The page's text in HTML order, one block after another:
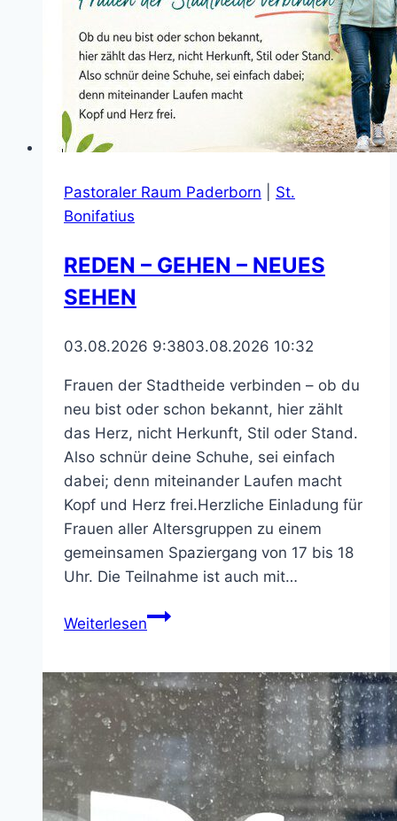
Pastoraler Raum Paderborn
St.
Bonifatius
REDEN – GEHEN – NEUES
SEHEN
03.08.2026 9:3803.08.2026 10:32
Frauen der Stadtheide verbinden – ob du
neu bist oder schon bekannt, hier zählt
das Herz, nicht Herkunft, Stil oder Stand.
Also schnür deine Schuhe, sei einfach
dabei; denn miteinander Laufen macht
Kopf und Herz frei.Herzliche Einladung für
Frauen aller Altersgruppen zu einem
gemeinsamen Spaziergang von 17 bis 18
Uhr. Die Teilnahme ist auch mit…
WeiterlesenREDEN
–
NEUES
SEHEN